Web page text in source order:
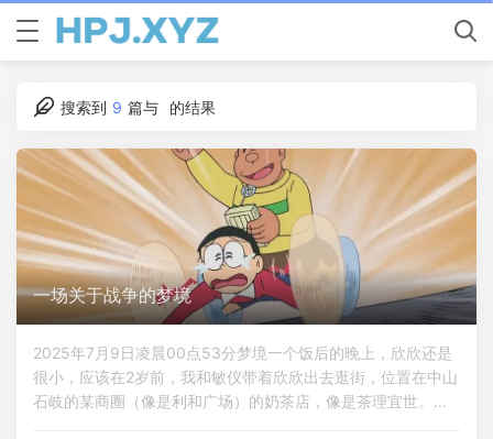
搜索到 9 篇与 的结果
一场关于战争的梦境
2025年7月9日凌晨00点53分梦境一个饭后的晚上，欣欣还是
很小，应该在2岁前，我和敏仪带着欣欣出去逛街，位置在中山
石岐的某商圈（像是利和广场）的奶茶店，像是茶理宜世。敏